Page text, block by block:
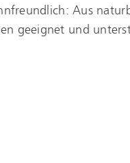
Aus
geeignet und